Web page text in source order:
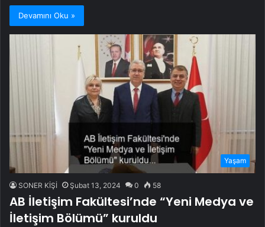
Devamını Oku »
Yaşam
SONER KİŞİ Şubat 13, 2024 0 58
AB İletişim Fakültesi’nde “Yeni Medya ve
İletişim Bölümü” kuruldu